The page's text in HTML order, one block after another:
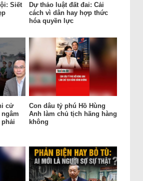
Siết
Dự thảo luật đất đai: Cải
cách vì dân hay hợp thức
hóa quyền lực
cử
Con dâu tỷ phú Hồ Hùng
Anh làm chủ tịch hãng hàng
không